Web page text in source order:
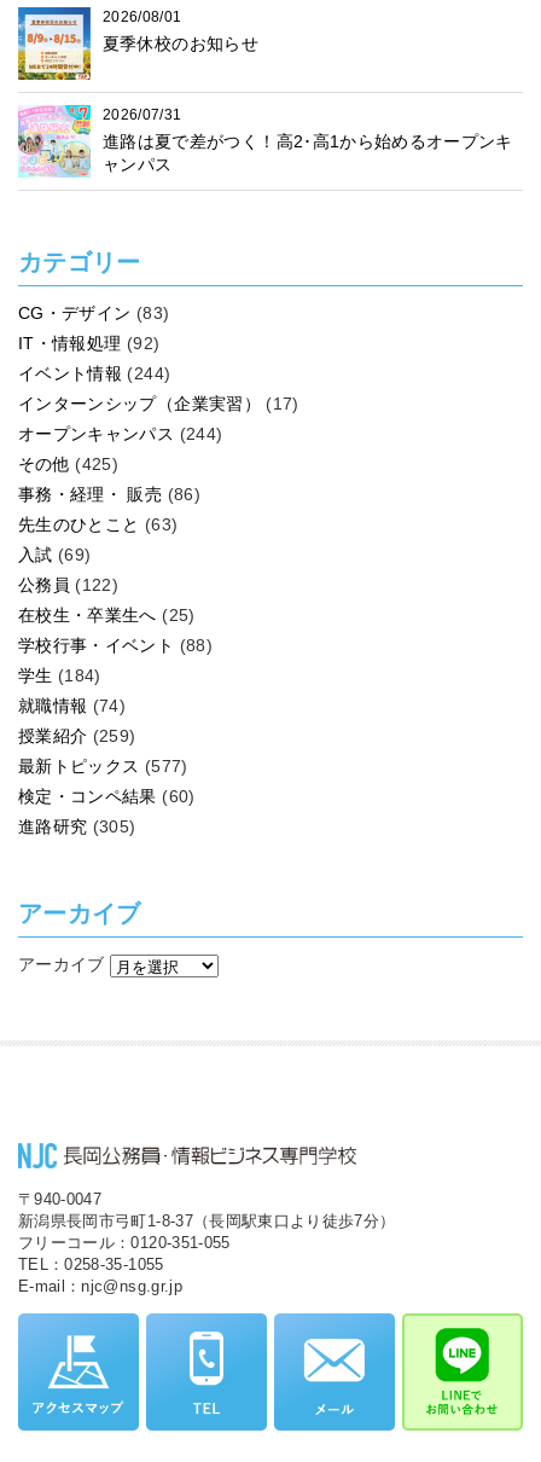
2026/08/01
夏季休校のお知らせ
2026/07/31
進路は夏で差がつく！高2･高1から始めるオープンキ
ャンパス
カテゴリー
CG・デザイン (83)
IT・情報処理 (92)
イベント情報 (244)
インターンシップ（企業実習）
(17)
オープンキャンパス (244)
その他 (425)
事務・経理・ 販売 (86)
先生のひとこと (63)
入試 (69)
公務員 (122)
在校生・卒業生へ (25)
学校行事・イベント (88)
学生 (184)
就職情報 (74)
授業紹介 (259)
最新トピックス (577)
検定・コンペ結果 (60)
進路研究 (305)
アーカイブ
アーカイブ
〒940-0047
新潟県長岡市弓町1-8-37（長岡駅東口より徒歩7分）
フリーコール：0120-351-055
TEL：0258-35-1055
E-mail：njc@nsg.gr.jp